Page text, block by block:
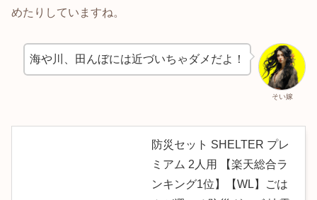
めたりしていますね。
そい嫁
海や川、田んぼには近づいちゃダメだよ！
防災セット SHELTER プレ
ミアム 2人用 【楽天総合ラ
ンキング1位】【WL】ごは